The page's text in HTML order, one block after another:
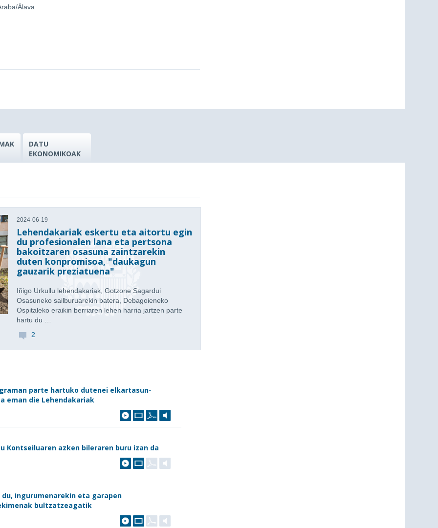
Álava
DATU
EKONOMIKOAK
2024-06-19
Lehendakariak eskertu eta aitortu egin
du profesionalen lana eta pertsona
bakoitzaren osasuna zaintzarekin
duten konpromisoa, "daukagun
gauzarik preziatuena"
Iñigo Urkullu lehendakariak, Gotzone Sagardui
Osasuneko sailburuarekin batera, Debagoieneko
Ospitaleko eraikin berriaren lehen harria jartzen parte
hartu du …
2
parte hartuko dutenei elkartasun-
eman die Lehendakariak
Kontseiluaren azken bileraren buru izan da
ingurumenarekin eta garapen
bultzatzeagatik